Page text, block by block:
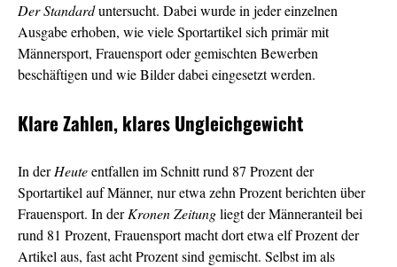
Der Standarduntersucht. Dabei wurde in jeder einzelnen
Ausgabe erhoben, wie viele Sportartikel sich primär mit
Männersport, Frauensport oder gemischten Bewerben
beschäftigen undwie Bilder dabei eingesetzt werden.
Klare Zahlen, klares Ungleichgewicht
In derHeuteentfallen im Schnitt rund 87 Prozent der
Sportartikel auf Männer, nur etwa zehn Prozent berichten über
Frauensport. In derKronen Zeitungliegt der Männeranteil bei
rund 81 Prozent, Frauensport macht dort etwa elf Prozent der
Artikel aus, fast acht Prozent sind gemischt. Selbst im als